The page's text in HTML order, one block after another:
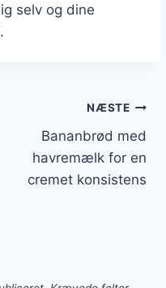
selv og dine
NÆSTE
Bananbrød med
havremælk for en
cremet konsistens